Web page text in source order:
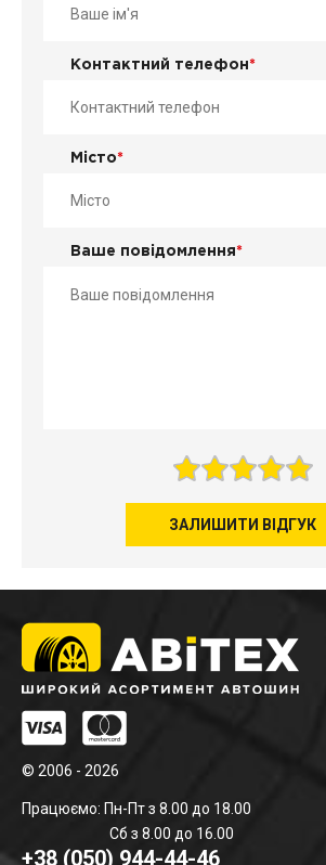
Контактний телефон*
Місто*
Ваше повідомлення*
ЗАЛИШИТИ ВІДГУК
© 2006 - 2026
Працюємо: Пн-Пт з 8.00 до 18.00
Сб з 8.00 до 16.00
+38 (050) 944-44-46